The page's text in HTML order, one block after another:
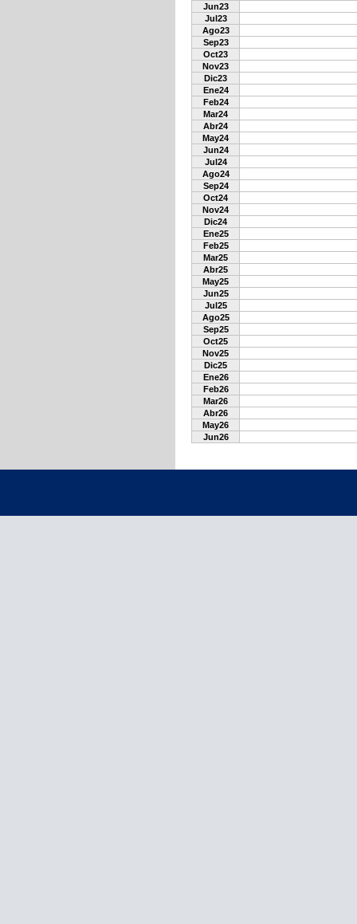
Jun23
Jul23
Ago23
Sep23
Oct23
Nov23
Dic23
Ene24
Feb24
Mar24
Abr24
May24
Jun24
Jul24
Ago24
Sep24
Oct24
Nov24
Dic24
Ene25
Feb25
Mar25
Abr25
May25
Jun25
Jul25
Ago25
Sep25
Oct25
Nov25
Dic25
Ene26
Feb26
Mar26
Abr26
May26
Jun26